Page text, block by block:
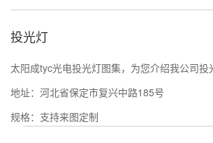
投光灯
太阳成tyc光电投光灯图集，为您介绍我公司投
地址：河北省保定市复兴中路185号
规格：支持来图定制